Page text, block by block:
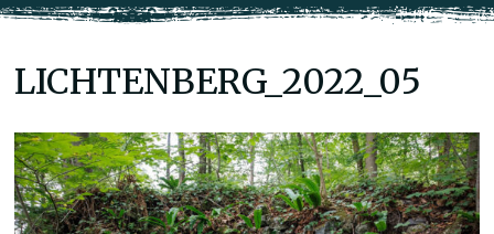
LICHTENBERG_2022_05